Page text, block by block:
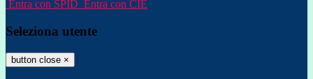
Entra con SPID Entra con CIE
Seleziona utente
button close ×